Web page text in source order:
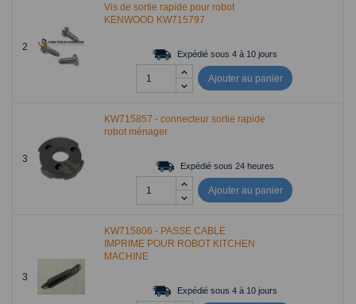
2
Vis de sortie rapide pour robot
KENWOOD KW715797
Expédié sous 4 à 10 jours
Ajouter au panier
3
KW715857 - connecteur sortie rapide
robot ménager
Expédié sous 24 heures
Ajouter au panier
3
KW715806 - PASSE CABLE
IMPRIME POUR ROBOT KITCHEN
MACHINE
Expédié sous 4 à 10 jours